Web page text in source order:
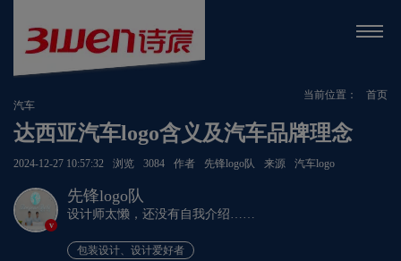
当前位置：
首页
汽车
达西亚汽车logo含义及汽车品牌理念
2024-12-27 10:57:32 浏览 3084 作者 先锋logo队 来源 汽车logo
v
先锋logo队
设计师太懒，还没有自我介绍……
包装设计、设计爱好者